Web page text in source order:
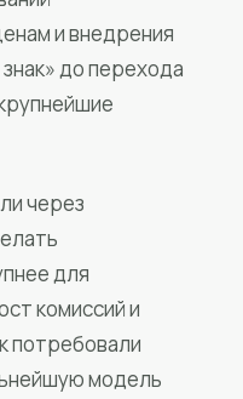
и внедрения
до перехода
через
для
комиссий и
потребовали
модель